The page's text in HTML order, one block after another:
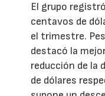
El grupo
centavos de
el trimestre.
destacó la
reducción de la
de dólares